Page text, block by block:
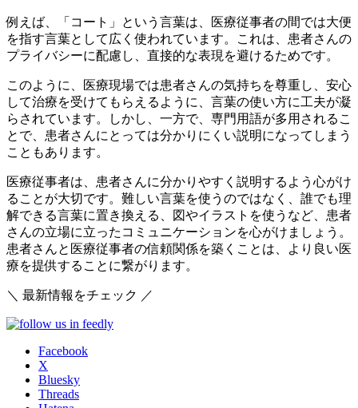
例えば、「コート」という言葉は、医療従事者の間では大便
を指す言葉として広く使われています。これは、患者さんの
プライバシーに配慮し、直接的な表現を避けるためです。
このように、医療現場では患者さんの気持ちを尊重し、安心
して治療を受けてもらえるように、言葉の使い方に工夫が凝
らされています。しかし、一方で、 専門用語が多用されるこ
とで、患者さんにとっては分かりにくい説明になってしまう
こともあります。
医療従事者は、患者さんに分かりやすく説明するよう心がけ
ることが大切です。難しい言葉を使うのではなく、誰でも理
解できる言葉に置き換える、図やイラストを使うなど、患者
さんの立場に立ったコミュニケーションを心がけましょう。
患者さんと医療従事者の信頼関係を築くことは、より良い医
療を提供することに繋がります。
＼ 最新情報をチェック ／
Facebook
X
Bluesky
Threads